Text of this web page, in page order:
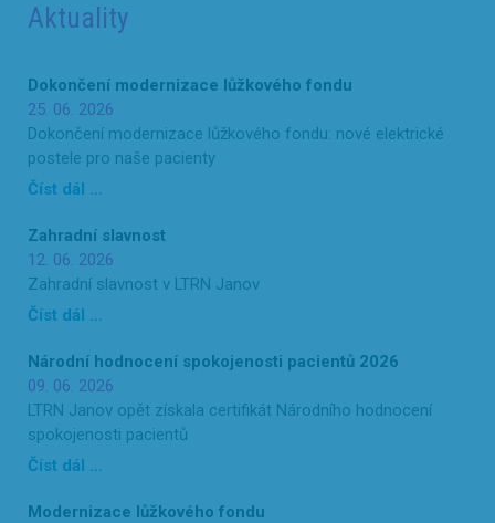
Aktuality
Dokončení modernizace lůžkového fondu
25. 06. 2026
Dokončení modernizace lůžkového fondu: nové elektrické
postele pro naše pacienty
Číst dál …
Zahradní slavnost
12. 06. 2026
Zahradní slavnost v LTRN Janov
Číst dál …
Národní hodnocení spokojenosti pacientů 2026
09. 06. 2026
LTRN Janov opět získala certifikát Národního hodnocení
spokojenosti pacientů
Číst dál …
Modernizace lůžkového fondu